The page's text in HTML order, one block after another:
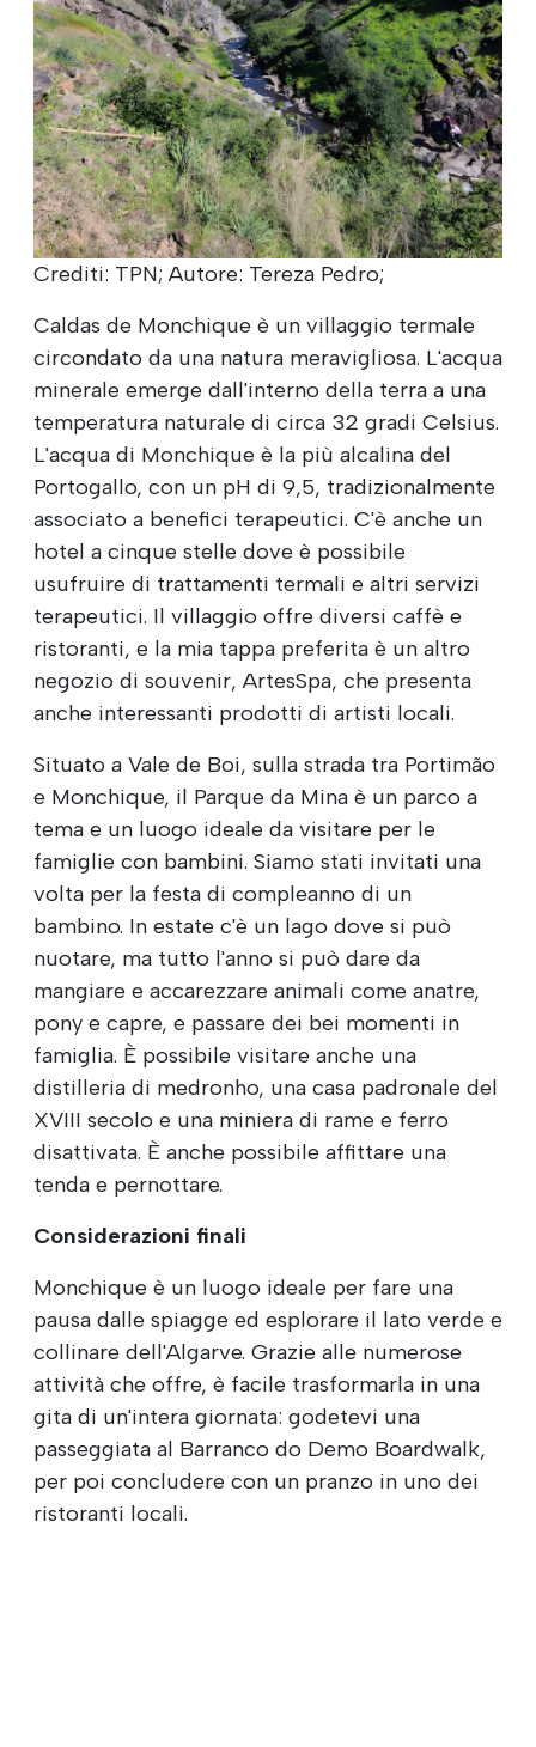
Crediti: TPN; Autore: Tereza Pedro;
Caldas de Monchique è un villaggio termale
circondato da una natura meravigliosa. L'acqua
minerale emerge dall'interno della terra a una
temperatura naturale di circa 32 gradi Celsius.
L'acqua di Monchique è la più alcalina del
Portogallo, con un pH di 9,5, tradizionalmente
associato a benefici terapeutici. C'è anche un
hotel a cinque stelle dove è possibile
usufruire di trattamenti termali e altri servizi
terapeutici. Il villaggio offre diversi caffè e
ristoranti, e la mia tappa preferita è un altro
negozio di souvenir, ArtesSpa, che presenta
anche interessanti prodotti di artisti locali.
Situato a Vale de Boi, sulla strada tra Portimão
e Monchique, il Parque da Mina è un parco a
tema e un luogo ideale da visitare per le
famiglie con bambini. Siamo stati invitati una
volta per la festa di compleanno di un
bambino. In estate c'è un lago dove si può
nuotare, ma tutto l'anno si può dare da
mangiare e accarezzare animali come anatre,
pony e capre, e passare dei bei momenti in
famiglia. È possibile visitare anche una
distilleria di medronho, una casa padronale del
XVIII secolo e una miniera di rame e ferro
disattivata. È anche possibile affittare una
tenda e pernottare.
Considerazioni finali
Monchique è un luogo ideale per fare una
pausa dalle spiagge ed esplorare il lato verde e
collinare dell'Algarve. Grazie alle numerose
attività che offre, è facile trasformarla in una
gita di un'intera giornata: godetevi una
passeggiata al Barranco do Demo Boardwalk,
per poi concludere con un pranzo in uno dei
ristoranti locali.